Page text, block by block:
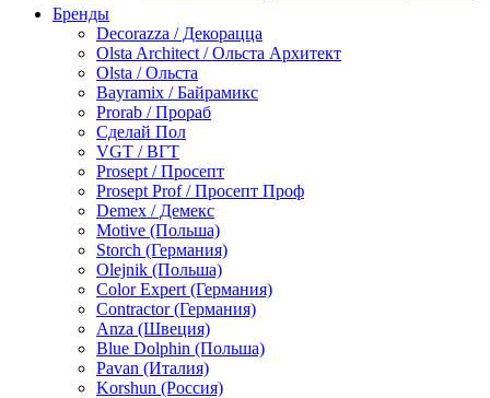
по металлу
антикорозийные
под декоративные штукатурки
для гипсокартона
под штукатурку
Герметик
акриловые
силиконовые универсальные, нейтральные
силиконовые санитарные (антигрибковые)
шовные для срубов
для кровли
для каминов
полиуретановые
Декоративные штукатурки и краски
краски для декора, патина
мокрый шелк
венецианские (эффект мрамора)
песок (эффект песчаных вихрей)
декоративная шпаклевка
Бренды
Decorazza / Декорацца
Olsta Architect / Ольста Архитект
Olsta / Ольста
Bayramix / Байрамикс
Prorab / Прораб
Сделай Пол
VGT / ВГТ
Prosept / Просепт
Prosept Prof / Просепт Проф
Demex / Демекс
Motive (Польша)
Storch (Германия)
Olejnik (Польша)
Color Expert (Германия)
Contractor (Германия)
Anza (Швеция)
Blue Dolphin (Польша)
Pavan (Италия)
Korshun (Россия)